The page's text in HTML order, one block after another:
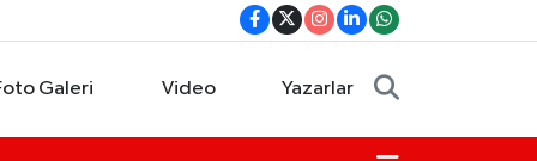
Galeri Video Yazarlar